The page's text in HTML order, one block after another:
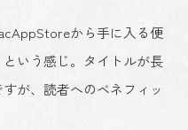
から手に入る便
という感じ。タイトルが長
が、読者へのベネフィッ